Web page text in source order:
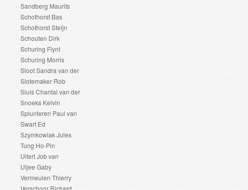
Sandberg Maurits
Schothorst Bas
Schothorst Steijn
Schouten Dirk
Schuring Flynt
Schuring Morris
Sloot Sandra van der
Slotemaker Rob
Sluis Chantal van der
Snoeks Kelvin
Splunteren Paul van
Swart Ed
Szymkowiak Jules
Tung Ho-Pin
Uitert Job van
Uljee Gaby
Vermeulen Thierry
Verschoor Richard